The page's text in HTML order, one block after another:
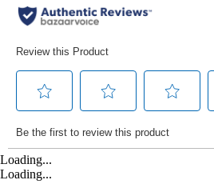
Loading...
Loading...